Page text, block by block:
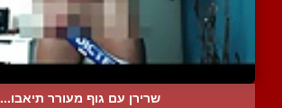
שרירן עם גוף מעורר תיאבו...